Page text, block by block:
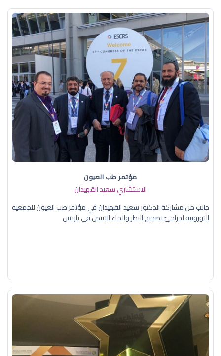
مؤتمر طب العيون
الاستشاري سعيد القهيدان
جانب من مشاركة الدكتور سعيد القهيدان في مؤتمر طب العيون للجمعيه
الاوروبية لجراحيّ تصحيح النظر والماء الابيض في باريس